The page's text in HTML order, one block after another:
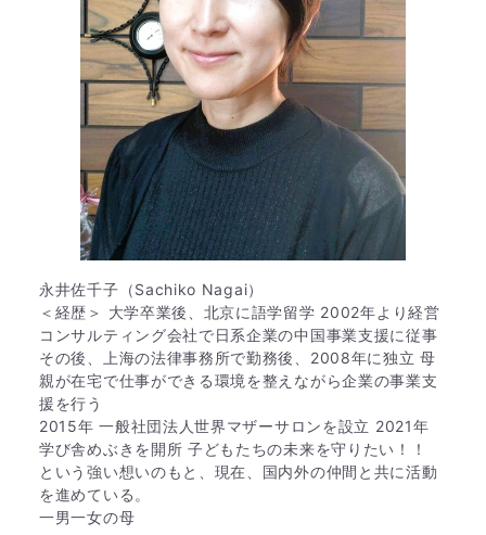
永井佐千子（Sachiko Nagai）
＜経歴＞ 大学卒業後、北京に語学留学 2002年より経営
コンサルティング会社で日系企業の中国事業支援に従事
その後、上海の法律事務所で勤務後、2008年に独立 母
親が在宅で仕事ができる環境を整えながら企業の事業支
援を行う
2015年 一般社団法人世界マザーサロンを設立 2021年
学び舎めぶきを開所 子どもたちの未来を守りたい！！
という強い想いのもと、現在、国内外の仲間と共に活動
を進めている。
一男一女の母